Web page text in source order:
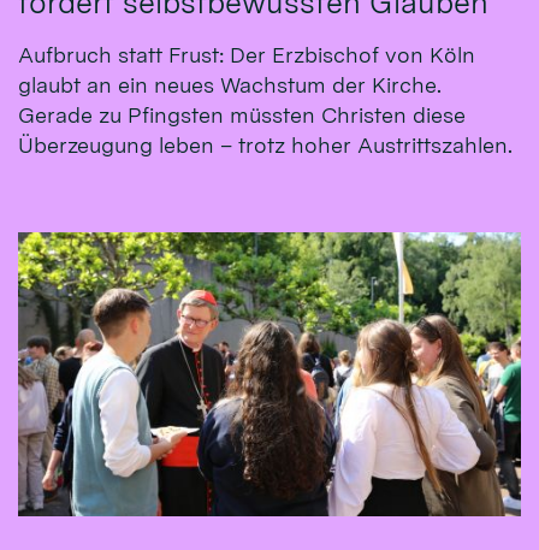
Aufbruch statt Frust: Der Erzbischof von Köln
glaubt an ein neues Wachstum der Kirche.
Gerade zu Pfingsten müssten Christen diese
Überzeugung leben – trotz hoher Austrittszahlen.